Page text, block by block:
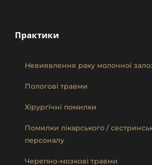
Практики
Невиявлення раку молочної
Пологові травми
Хірургічні помилки
Помилки лікарського /
персоналу
Черепно-мозкові травми